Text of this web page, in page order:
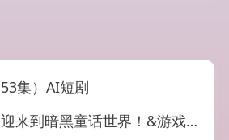
集）AI短剧
世界！&游戏开始欢迎来到暗黑童话世界（93集）AI短剧